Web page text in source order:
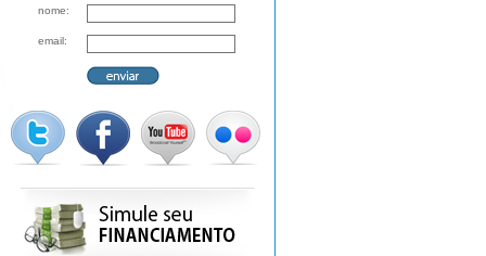
nome:
email: